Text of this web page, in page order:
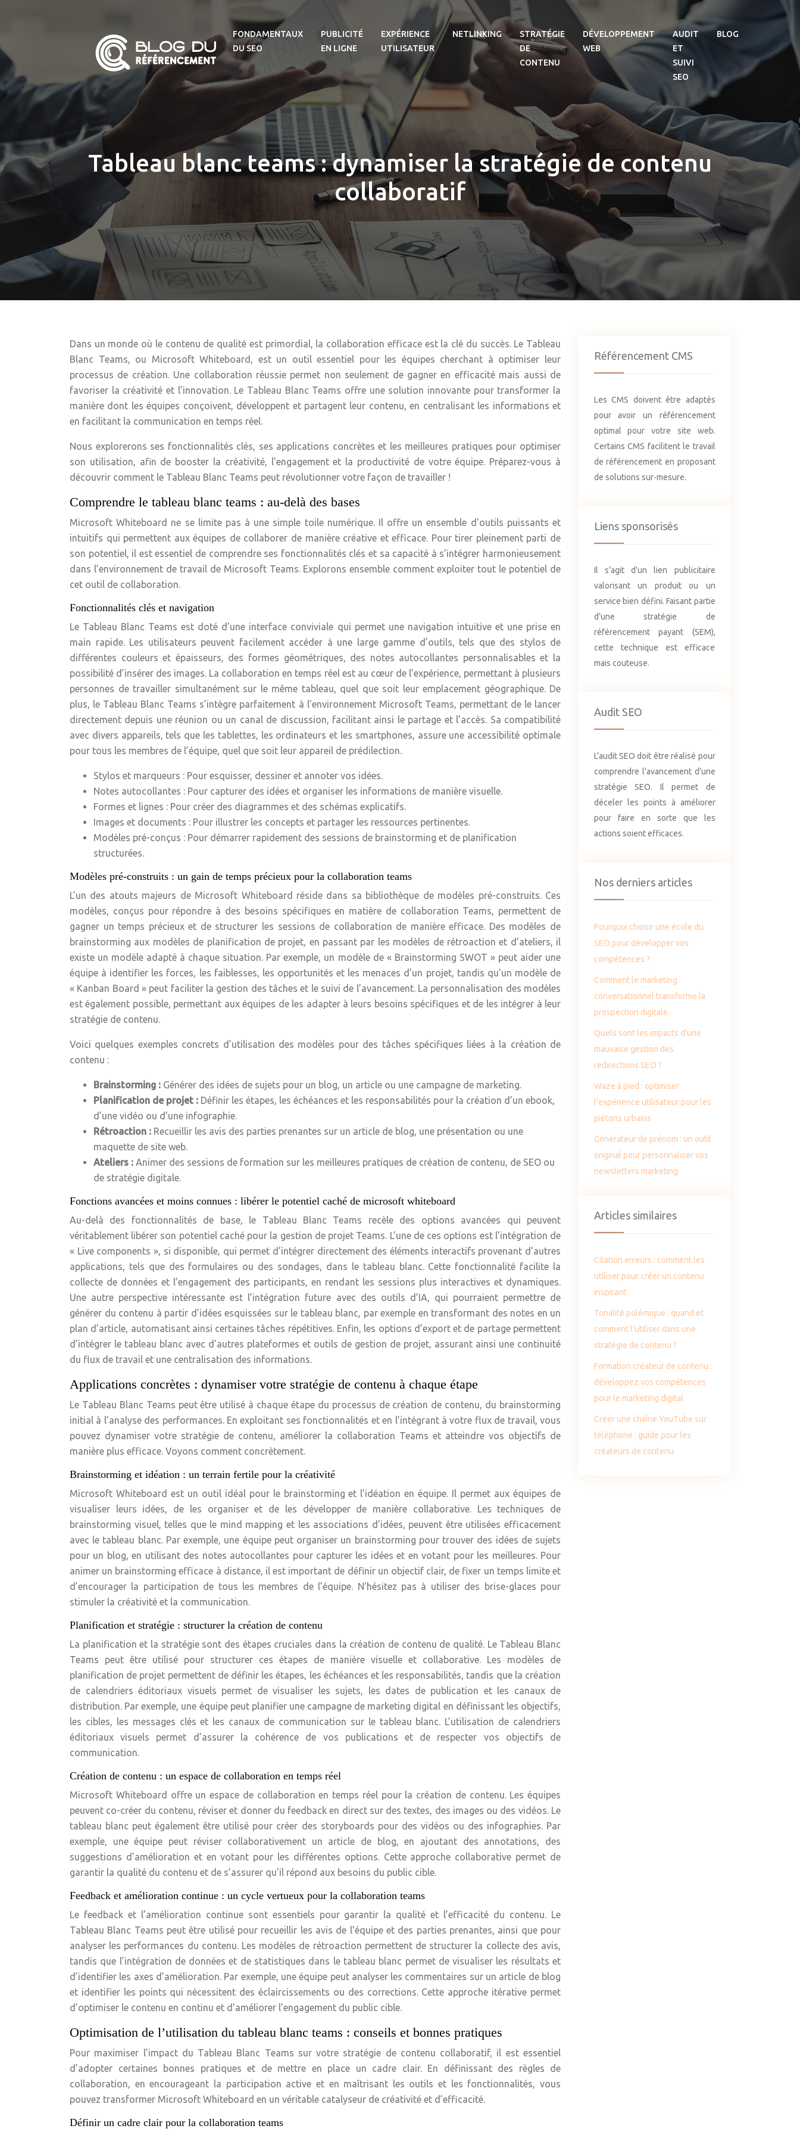
FONDAMENTAUX
DU SEO
PUBLICITÉ
EN LIGNE
EXPÉRIENCE
UTILISATEUR
NETLINKING
STRATÉGIE
DE
CONTENU
DÉVELOPPEMENT
WEB
AUDIT
ET
SUIVI
SEO
BLOG
Tableau blanc teams : dynamiser la stratégie de contenu
collaboratif
Dans un monde où le contenu de qualité est primordial, la collaboration efficace est la clé du succès. Le Tableau
Blanc Teams, ou Microsoft Whiteboard, est un outil essentiel pour les équipes cherchant à optimiser leur
processus de création. Une collaboration réussie permet non seulement de gagner en efficacité mais aussi de
favoriser la créativité et l’innovation. Le Tableau Blanc Teams offre une solution innovante pour transformer la
manière dont les équipes conçoivent, développent et partagent leur contenu, en centralisant les informations et
en facilitant la communication en temps réel.
Nous explorerons ses fonctionnalités clés, ses applications concrètes et les meilleures pratiques pour optimiser
son utilisation, afin de booster la créativité, l’engagement et la productivité de votre équipe. Préparez-vous à
découvrir comment le Tableau Blanc Teams peut révolutionner votre façon de travailler !
Comprendre le tableau blanc teams : au-delà des bases
Microsoft Whiteboard ne se limite pas à une simple toile numérique. Il offre un ensemble d’outils puissants et
intuitifs qui permettent aux équipes de collaborer de manière créative et efficace. Pour tirer pleinement parti de
son potentiel, il est essentiel de comprendre ses fonctionnalités clés et sa capacité à s’intégrer harmonieusement
dans l’environnement de travail de Microsoft Teams. Explorons ensemble comment exploiter tout le potentiel de
cet outil de collaboration.
Fonctionnalités clés et navigation
Le Tableau Blanc Teams est doté d’une interface conviviale qui permet une navigation intuitive et une prise en
main rapide. Les utilisateurs peuvent facilement accéder à une large gamme d’outils, tels que des stylos de
différentes couleurs et épaisseurs, des formes géométriques, des notes autocollantes personnalisables et la
possibilité d’insérer des images. La collaboration en temps réel est au cœur de l’expérience, permettant à plusieurs
personnes de travailler simultanément sur le même tableau, quel que soit leur emplacement géographique. De
plus, le Tableau Blanc Teams s’intègre parfaitement à l’environnement Microsoft Teams, permettant de le lancer
directement depuis une réunion ou un canal de discussion, facilitant ainsi le partage et l’accès. Sa compatibilité
avec divers appareils, tels que les tablettes, les ordinateurs et les smartphones, assure une accessibilité optimale
pour tous les membres de l’équipe, quel que soit leur appareil de prédilection.
Stylos et marqueurs : Pour esquisser, dessiner et annoter vos idées.
Notes autocollantes : Pour capturer des idées et organiser les informations de manière visuelle.
Formes et lignes : Pour créer des diagrammes et des schémas explicatifs.
Images et documents : Pour illustrer les concepts et partager les ressources pertinentes.
Modèles pré-conçus : Pour démarrer rapidement des sessions de brainstorming et de planification
structurées.
Modèles pré-construits : un gain de temps précieux pour la collaboration teams
L’un des atouts majeurs de Microsoft Whiteboard réside dans sa bibliothèque de modèles pré-construits. Ces
modèles, conçus pour répondre à des besoins spécifiques en matière de collaboration Teams, permettent de
gagner un temps précieux et de structurer les sessions de collaboration de manière efficace. Des modèles de
brainstorming aux modèles de planification de projet, en passant par les modèles de rétroaction et d’ateliers, il
existe un modèle adapté à chaque situation. Par exemple, un modèle de « Brainstorming SWOT » peut aider une
équipe à identifier les forces, les faiblesses, les opportunités et les menaces d’un projet, tandis qu’un modèle de
« Kanban Board » peut faciliter la gestion des tâches et le suivi de l’avancement. La personnalisation des modèles
est également possible, permettant aux équipes de les adapter à leurs besoins spécifiques et de les intégrer à leur
stratégie de contenu.
Voici quelques exemples concrets d’utilisation des modèles pour des tâches spécifiques liées à la création de
contenu :
Brainstorming : Générer des idées de sujets pour un blog, un article ou une campagne de marketing.
Planification de projet : Définir les étapes, les échéances et les responsabilités pour la création d’un ebook,
d’une vidéo ou d’une infographie.
Rétroaction : Recueillir les avis des parties prenantes sur un article de blog, une présentation ou une
maquette de site web.
Ateliers : Animer des sessions de formation sur les meilleures pratiques de création de contenu, de SEO ou
de stratégie digitale.
Fonctions avancées et moins connues : libérer le potentiel caché de microsoft whiteboard
Au-delà des fonctionnalités de base, le Tableau Blanc Teams recèle des options avancées qui peuvent
véritablement libérer son potentiel caché pour la gestion de projet Teams. L’une de ces options est l’intégration de
« Live components », si disponible, qui permet d’intégrer directement des éléments interactifs provenant d’autres
applications, tels que des formulaires ou des sondages, dans le tableau blanc. Cette fonctionnalité facilite la
collecte de données et l’engagement des participants, en rendant les sessions plus interactives et dynamiques.
Une autre perspective intéressante est l’intégration future avec des outils d’IA, qui pourraient permettre de
générer du contenu à partir d’idées esquissées sur le tableau blanc, par exemple en transformant des notes en un
plan d’article, automatisant ainsi certaines tâches répétitives. Enfin, les options d’export et de partage permettent
d’intégrer le tableau blanc avec d’autres plateformes et outils de gestion de projet, assurant ainsi une continuité
du flux de travail et une centralisation des informations.
Applications concrètes : dynamiser votre stratégie de contenu à chaque étape
Le Tableau Blanc Teams peut être utilisé à chaque étape du processus de création de contenu, du brainstorming
initial à l’analyse des performances. En exploitant ses fonctionnalités et en l’intégrant à votre flux de travail, vous
pouvez dynamiser votre stratégie de contenu, améliorer la collaboration Teams et atteindre vos objectifs de
manière plus efficace. Voyons comment concrètement.
Brainstorming et idéation : un terrain fertile pour la créativité
Microsoft Whiteboard est un outil idéal pour le brainstorming et l’idéation en équipe. Il permet aux équipes de
visualiser leurs idées, de les organiser et de les développer de manière collaborative. Les techniques de
brainstorming visuel, telles que le mind mapping et les associations d’idées, peuvent être utilisées efficacement
avec le tableau blanc. Par exemple, une équipe peut organiser un brainstorming pour trouver des idées de sujets
pour un blog, en utilisant des notes autocollantes pour capturer les idées et en votant pour les meilleures. Pour
animer un brainstorming efficace à distance, il est important de définir un objectif clair, de fixer un temps limite et
d’encourager la participation de tous les membres de l’équipe. N’hésitez pas à utiliser des brise-glaces pour
stimuler la créativité et la communication.
Planification et stratégie : structurer la création de contenu
La planification et la stratégie sont des étapes cruciales dans la création de contenu de qualité. Le Tableau Blanc
Teams peut être utilisé pour structurer ces étapes de manière visuelle et collaborative. Les modèles de
planification de projet permettent de définir les étapes, les échéances et les responsabilités, tandis que la création
de calendriers éditoriaux visuels permet de visualiser les sujets, les dates de publication et les canaux de
distribution. Par exemple, une équipe peut planifier une campagne de marketing digital en définissant les objectifs,
les cibles, les messages clés et les canaux de communication sur le tableau blanc. L’utilisation de calendriers
éditoriaux visuels permet d’assurer la cohérence de vos publications et de respecter vos objectifs de
communication.
Création de contenu : un espace de collaboration en temps réel
Microsoft Whiteboard offre un espace de collaboration en temps réel pour la création de contenu. Les équipes
peuvent co-créer du contenu, réviser et donner du feedback en direct sur des textes, des images ou des vidéos. Le
tableau blanc peut également être utilisé pour créer des storyboards pour des vidéos ou des infographies. Par
exemple, une équipe peut réviser collaborativement un article de blog, en ajoutant des annotations, des
suggestions d’amélioration et en votant pour les différentes options. Cette approche collaborative permet de
garantir la qualité du contenu et de s’assurer qu’il répond aux besoins du public cible.
Feedback et amélioration continue : un cycle vertueux pour la collaboration teams
Le feedback et l’amélioration continue sont essentiels pour garantir la qualité et l’efficacité du contenu. Le
Tableau Blanc Teams peut être utilisé pour recueillir les avis de l’équipe et des parties prenantes, ainsi que pour
analyser les performances du contenu. Les modèles de rétroaction permettent de structurer la collecte des avis,
tandis que l’intégration de données et de statistiques dans le tableau blanc permet de visualiser les résultats et
d’identifier les axes d’amélioration. Par exemple, une équipe peut analyser les commentaires sur un article de blog
et identifier les points qui nécessitent des éclaircissements ou des corrections. Cette approche itérative permet
d’optimiser le contenu en continu et d’améliorer l’engagement du public cible.
Optimisation de l’utilisation du tableau blanc teams : conseils et bonnes pratiques
Pour maximiser l’impact du Tableau Blanc Teams sur votre stratégie de contenu collaboratif, il est essentiel
d’adopter certaines bonnes pratiques et de mettre en place un cadre clair. En définissant des règles de
collaboration, en encourageant la participation active et en maîtrisant les outils et les fonctionnalités, vous
pouvez transformer Microsoft Whiteboard en un véritable catalyseur de créativité et d’efficacité.
Définir un cadre clair pour la collaboration teams
Référencement CMS
Les CMS doivent être adaptés
pour avoir un référencement
optimal pour votre site web.
Certains CMS facilitent le travail
de référencement en proposant
de solutions sur-mesure.
Liens sponsorisés
Il s’agit d’un lien publicitaire
valorisant un produit ou un
service bien défini. Faisant partie
d’une stratégie de
référencement payant (SEM),
cette technique est efficace
mais couteuse.
Audit SEO
L’audit SEO doit être réalisé pour
comprendre l’avancement d’une
stratégie SEO. Il permet de
déceler les points à améliorer
pour faire en sorte que les
actions soient efficaces.
Nos derniers articles
Pourquoi choisir une école du
SEO pour développer vos
compétences ?
Comment le marketing
conversationnel transforme la
prospection digitale
Quels sont les impacts d’une
mauvaise gestion des
redirections SEO ?
Waze à pied : optimiser
l’expérience utilisateur pour les
piétons urbains
Générateur de prénom : un outil
original pour personnaliser vos
newsletters marketing
Articles similaires
Citation erreurs : comment les
utiliser pour créer un contenu
inspirant
Tonalité polémique : quand et
comment l’utiliser dans une
stratégie de contenu ?
Formation créateur de contenu :
développez vos compétences
pour le marketing digital
Créer une chaîne YouTube sur
téléphone : guide pour les
créateurs de contenu